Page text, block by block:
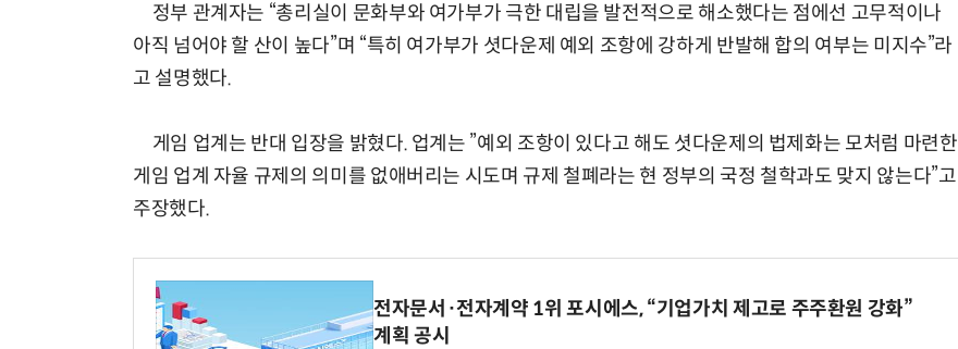
정부 관계자는 “총리실이 문화부와 여가부가 극한 대립을 발전적으로 해소했다는 점에선 고무적이나
아직 넘어야 할 산이 높다”며 “특히 여가부가 셧다운제 예외 조항에 강하게 반발해 합의 여부는 미지수”라
고 설명했다.
게임 업계는 반대 입장을 밝혔다. 업계는 ”예외 조항이 있다고 해도 셧다운제의 법제화는 모처럼 마련한
게임 업계 자율 규제의 의미를 없애버리는 시도며 규제 철폐라는 현 정부의 국정 철학과도 맞지 않는다”고
주장했다.
전자문서·전자계약 1위 포시에스, “기업가치 제고로 주주환원 강화”
계획 공시